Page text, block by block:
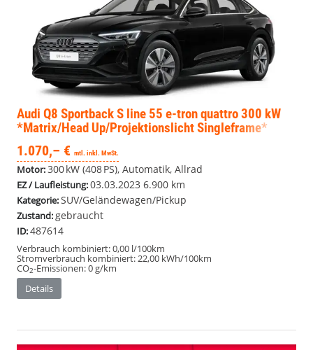
Audi Q8 Sportback S line 55 e-tron quattro 300 kW
*Matrix/Head Up/Projektionslicht Singleframe*
Elektro
1.070,– € mtl. inkl. MwSt.
Motor:300 kW (408 PS), Automatik, Allrad
EZ / Laufleistung:03.03.2023 6.900 km
Kategorie:SUV/Geländewagen/Pickup
Zustand: gebraucht
ID:487614
Verbrauch kombiniert:0,00 l/100km
Stromverbrauch kombiniert: 22,00 kWh/100km
CO2-Emissionen:0 g/km
Details